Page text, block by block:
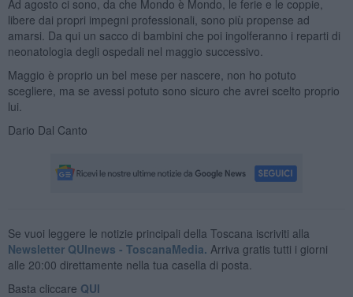
Ad agosto ci sono, da che Mondo è Mondo, le ferie e le coppie,
libere dai propri impegni professionali, sono più propense ad
amarsi. Da qui un sacco di bambini che poi ingolferanno i reparti di
neonatologia degli ospedali nel maggio successivo.
Maggio è proprio un bel mese per nascere, non ho potuto
scegliere, ma se avessi potuto sono sicuro che avrei scelto proprio
lui.
Dario Dal Canto
Se vuoi leggere le notizie principali della Toscana iscriviti alla
Newsletter QUInews - ToscanaMedia. Arriva gratis tutti i giorni
alle 20:00 direttamente nella tua casella di posta.
Basta cliccare QUI